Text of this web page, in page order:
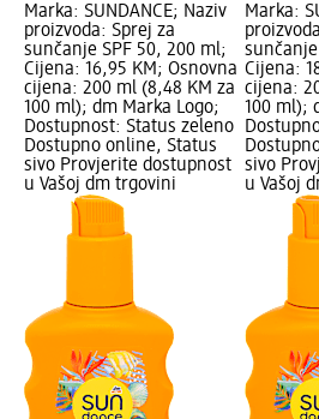
Marka: SUNDANCE; Naziv
proizvoda: Sprej za
sunčanje SPF 50, 200 ml;
Cijena: 16,95 KM; Osnovna
cijena: 200 ml (8,48 KM za
100 ml); dm Marka Logo;
Dostupnost: Status zeleno
Dostupno online, Status
sivo Provjerite dostupnost
u Vašoj dm trgovini
Marka:
Cijena:
cijena:
100 ml);
sivo
u Vašoj